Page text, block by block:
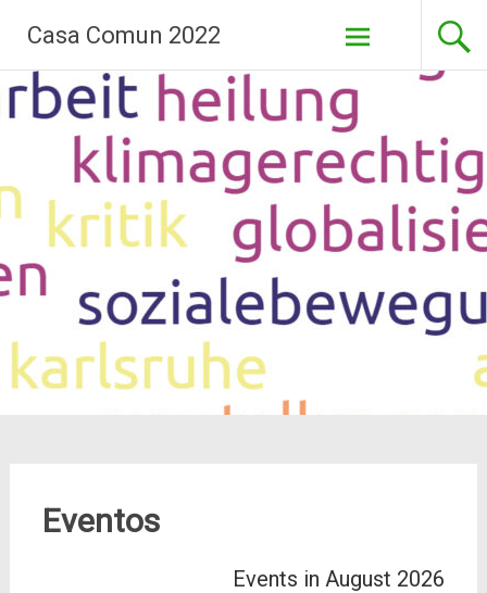
contenido
Casa Comun 2022
Eventos
Events in August 2026